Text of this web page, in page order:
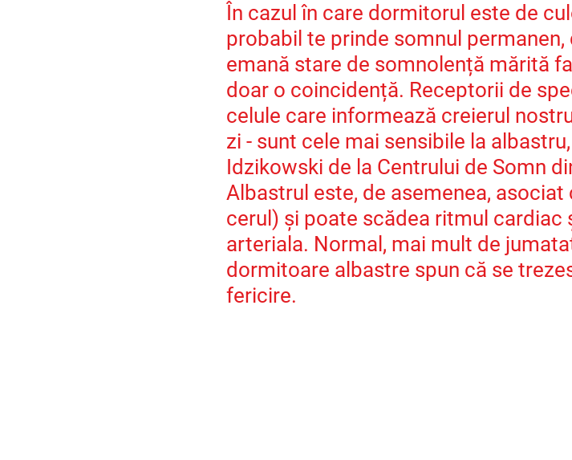
În cazul în care dormitorul este de
probabil te prinde somnul
emană stare de somnolență mărită
doar o coincidență. Receptorii de
celule care informează creierul
zi - sunt cele mai sensibile la
Idzikowski de la Centrului de Somn
Albastrul este, de asemenea,
cerul) și poate scădea ritmul cardiac
arteriala. Normal, mai mult de
dormitoare albastre spun că se
fericire.